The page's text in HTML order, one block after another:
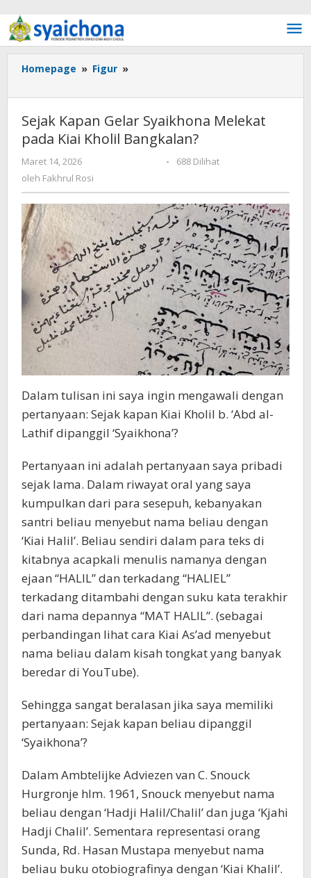
Homepage » Figur »
Sejak Kapan Gelar Syaikhona Melekat
pada Kiai Kholil Bangkalan?
Maret 14, 2026 Fakhrul Rosi-
688 Dilihat
oleh Fakhrul Rosi
Dalam tulisan ini saya ingin mengawali dengan
pertanyaan: Sejak kapan Kiai Kholil b. ‘Abd al-
Lathif dipanggil ‘Syaikhona’?
Pertanyaan ini adalah pertanyaan saya pribadi
sejak lama. Dalam riwayat oral yang saya
kumpulkan dari para sesepuh, kebanyakan
santri beliau menyebut nama beliau dengan
‘Kiai Halil’. Beliau sendiri dalam para teks di
kitabnya acapkali menulis namanya dengan
ejaan “HALIL” dan terkadang “HALIEL”
terkadang ditambahi dengan suku kata terakhir
dari nama depannya “MAT HALIL”. (sebagai
perbandingan lihat cara Kiai As’ad menyebut
nama beliau dalam kisah tongkat yang banyak
beredar di YouTube).
Sehingga sangat beralasan jika saya memiliki
pertanyaan: Sejak kapan beliau dipanggil
‘Syaikhona’?
Dalam Ambtelijke Adviezen van C. Snouck
Hurgronje hlm. 1961, Snouck menyebut nama
beliau dengan ‘Hadji Halil/Chalil’ dan juga ‘Kjahi
Hadji Chalil’. Sementara representasi orang
Sunda, Rd. Hasan Mustapa menyebut nama
beliau buku otobiografinya dengan ‘Kiai Khalil’.